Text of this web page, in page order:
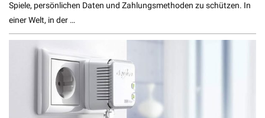
Spiele, persönlichen Daten und Zahlungsmethoden zu schützen. In
einer Welt, in der …